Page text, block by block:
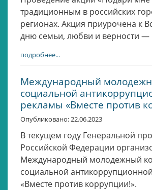
традиционным в российских
регионах. Акция приурочена к
дню семьи, любви и верности —
подробнее...
Международный
социальной
рекламы «Вместе против
Опубликовано: 22.06.2023
В текущем году Генеральной
Российской Федерации
Международный молодежный
социальной
«Вместе против коррупции!».